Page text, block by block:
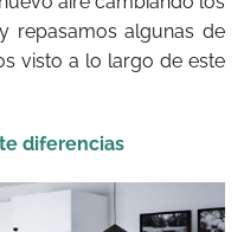
repasamos algunas de
visto a lo largo de este
diferencias